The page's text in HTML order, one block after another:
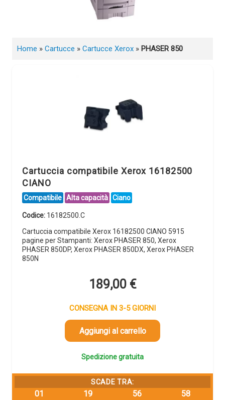
Home » Cartucce » Cartucce Xerox » PHASER 850
Cartuccia compatibile Xerox 16182500
CIANO
Compatibile Alta capacità Ciano
Codice: 16182500.C
Cartuccia compatibile Xerox 16182500 CIANO 5915
pagine per Stampanti: Xerox PHASER 850, Xerox
PHASER 850DP, Xerox PHASER 850DX, Xerox PHASER
850N
189,00 €
CONSEGNA IN 3-5 GIORNI
Aggiungi al carrello
Spedizione gratuita
SCADE TRA:
01 19 56 58